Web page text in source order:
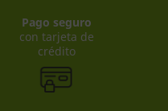
Pago seguro
con tarjeta de
crédito